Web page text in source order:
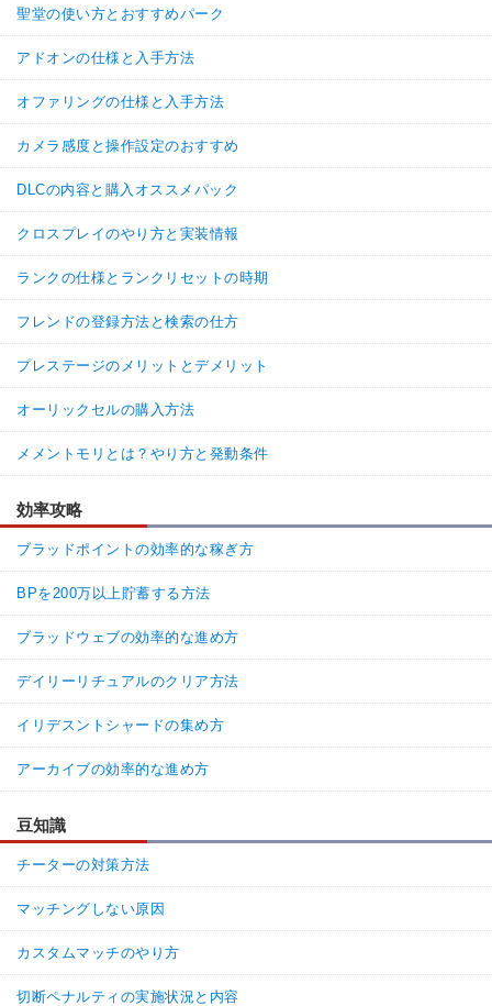
聖堂の使い方とおすすめパーク
アドオンの仕様と入手方法
オファリングの仕様と入手方法
カメラ感度と操作設定のおすすめ
DLCの内容と購入オススメパック
クロスプレイのやり方と実装情報
ランクの仕様とランクリセットの時期
フレンドの登録方法と検索の仕方
プレステージのメリットとデメリット
オーリックセルの購入方法
メメントモリとは？やり方と発動条件
効率攻略
ブラッドポイントの効率的な稼ぎ方
BPを200万以上貯蓄する方法
ブラッドウェブの効率的な進め方
デイリーリチュアルのクリア方法
イリデスントシャードの集め方
アーカイブの効率的な進め方
豆知識
チーターの対策方法
マッチングしない原因
カスタムマッチのやり方
切断ペナルティの実施状況と内容